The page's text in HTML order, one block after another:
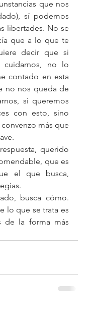
que nos
sí podemos
libertades. No se
que a lo que te
decir que si
no lo
contado en esta
no nos queda de
si queremos
con esto, sino
más que
querido
que es
el que busca,
busca cómo.
lo que se trata es
de la forma más